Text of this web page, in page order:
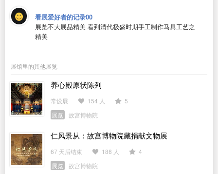
看展爱好者的记录00
展览不大展品精美 看到清代极盛时期手工制作马具工艺之
精美
展馆里的其他展览
养心殿原状陈列
常设展 154 人
5
展览
故宫博物院
仁风景从：故宫博物院藏捐献文物展
67 天后结束 188 人
4
展览
故宫博物院